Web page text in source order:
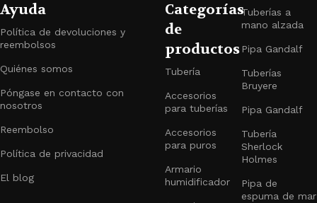
Ayuda
Política de devoluciones y
reembolsos
Quiénes somos
Póngase en contacto con
nosotros
Reembolso
Política de privacidad
El blog
Categorías
de
productos
Tubería
Accesorios
para tuberías
Accesorios
para puros
Armario
humidificador
Tuberías a
mano alzada
Pipa Gandalf
Tuberías
Bruyere
Pipa Gandalf
Tubería
Sherlock
Holmes
Pipa de
espuma de mar